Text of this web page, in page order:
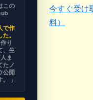
この
で作
。
り
、生
ま
たノ
公開
」
今すぐ受け
料）